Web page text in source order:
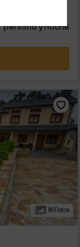
persona y noche
18 Fotos